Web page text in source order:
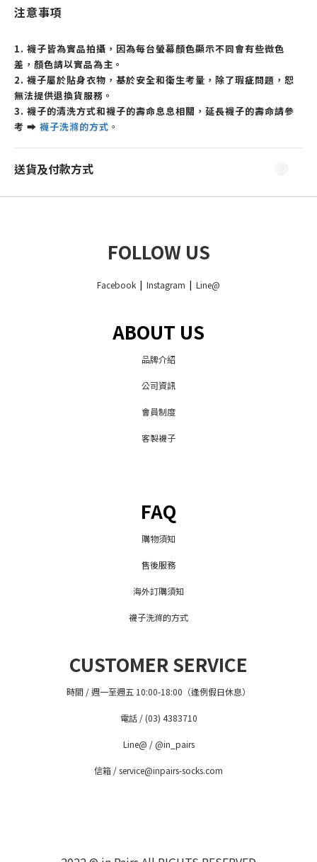
注意事項
1. 襪子皆為實品拍攝，因為每台螢幕顏色顯示不同會有些微色
差，顏色請以實品為主。
2. 襪子屬於貼身衣物，基於安全和衛生考量，除了瑕疵問題，恕
無法提供退換貨服務。
3. 襪子的清洗方式和襪子的壽命息息相關，延長襪子的壽命請參
考 ➡ 襪子洗滌的方式 。
送貨及付款方式
FOLLOW US
Facebook | Instagram | Line@
ABOUT US
品牌介紹
公司資訊
會員制度
客製襪子
FAQ
購物須知
售後服務
海外訂購須知
襪子洗滌的方式
CUSTOMER SERVICE
時間 / 週一至週五 10:00-18:00（逢例假日休息）
電話 / (03) 4383710
Line@ / @in_pairs
信箱 / service@inpairs-socks.com